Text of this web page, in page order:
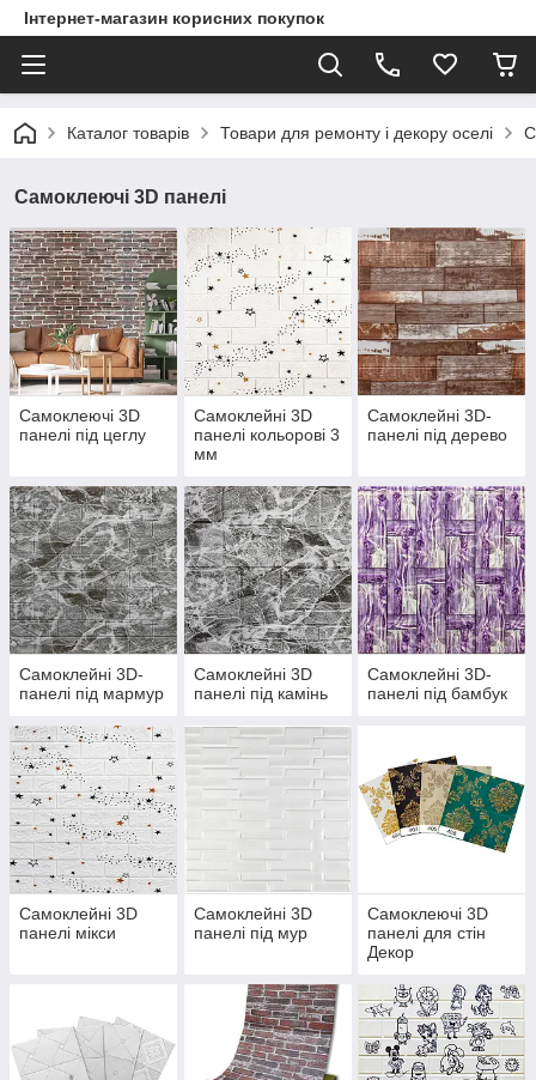
Інтернет-магазин корисних покупок
Каталог товарів Товари для ремонту і декору оселі
Самоклеючі 3D панелі
Самоклеючі 3D
панелі під цеглу
Самоклейні 3D
панелі кольорові 3
мм
Самоклейні 3D-
панелі під дерево
Самоклейні 3D-
панелі під мармур
Самоклейні 3D
панелі під камінь
Самоклейні 3D-
панелі під бамбук
Самоклейні 3D
панелі мікси
Самоклейні 3D
панелі під мур
Самоклеючі 3D
панелі для стін
Декор